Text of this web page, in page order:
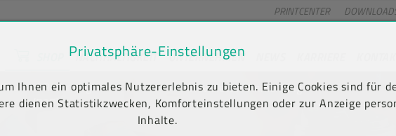
springen [AK + 2]
[AK + 5]
PRINTCENTER
NACHHALTIGKEIT UNTERNEHMEN
Kauf auf Rechnung
(B2B)
Newsletter-Anmeldung
Privatsphäre-Einstellungen
Ihnen ein optimales Nutzererlebnis zu bieten. Einige Cookies sind für
dienen Statistikzwecken, Komforteinstellungen oder zur Anzeige
Inhalte.